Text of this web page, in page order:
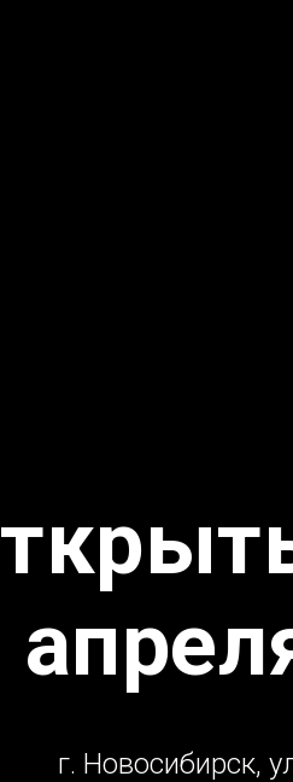
г. Новосибирск,